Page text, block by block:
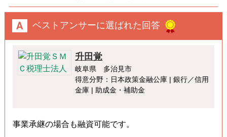
ベストアンサーに選ばれた回答
升田覚
岐阜県 多治見市
得意分野：日本政策金融公庫 | 銀行／信用
金庫 | 助成金・補助金
事業承継の場合も融資可能です。